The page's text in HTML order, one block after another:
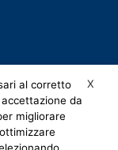
X
al corretto
da
migliorare